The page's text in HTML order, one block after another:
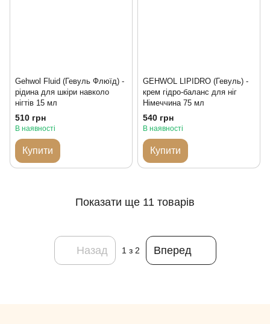
Gehwol Fluid (Гевуль Флюїд) -
рідина для шкіри навколо
нігтів 15 мл
510 грн
В наявності
Купити
GEHWOL LIPIDRO (Гевуль) -
крем гідро-баланс для ніг
Німеччина 75 мл
540 грн
В наявності
Купити
Показати ще 11 товарів
Назад 1з 2 Вперед